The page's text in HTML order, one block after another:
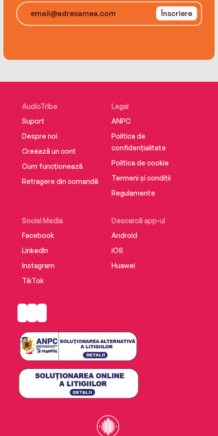
instantly drawing you in: a serene and peaceful
setting to “woahhh I have GOT to see what
Înscriere
AudioTribe
Suport
Despre noi
Creează un cont
Cum funcționează
Retragere din comandă
Social Media
Facebook
LinkedIn
Instagram
TikTok
Descarcă app-ul
Android
iOS
Huawei
Legal
ANPC
Politica de
confidențialitate
Politica de cookie
Termeni și condiții
Regulamente